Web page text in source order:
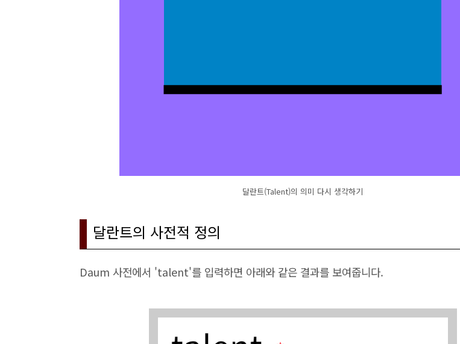
달란트(Talent)의 의미 다시 생각하기
달란트의 사전적 정의
Daum 사전에서 'talent'를 입력하면 아래와 같은 결과를 보여줍니다.